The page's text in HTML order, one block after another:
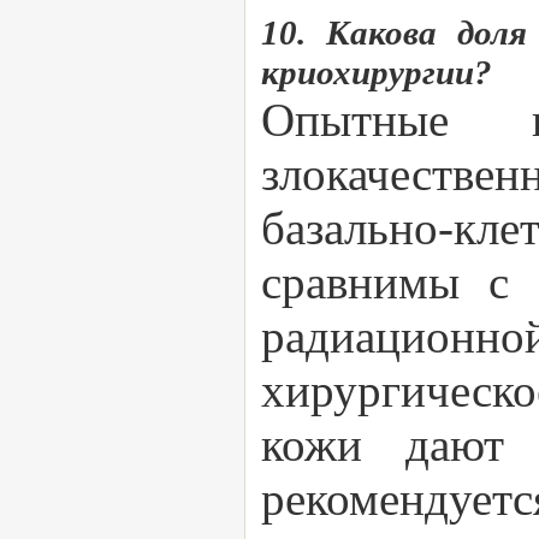
10. Какова
криохирургии?
Опытные
базально-
сравнимы с
кожи дают